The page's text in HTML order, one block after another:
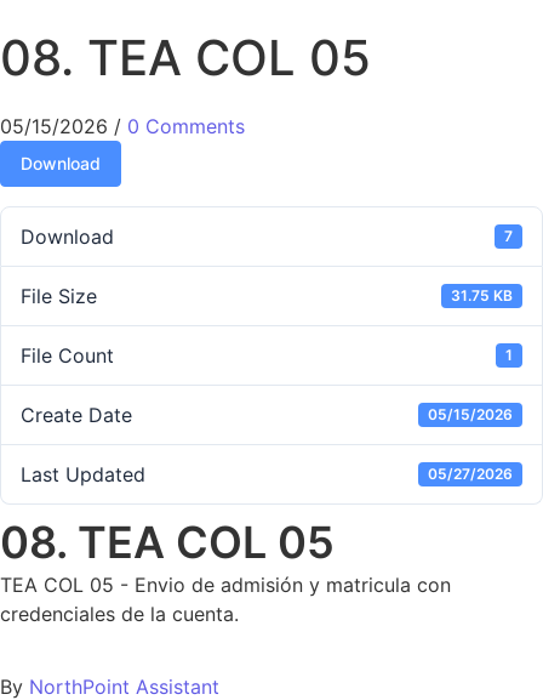
08. TEA COL 05
05/15/2026 / 0 Comments
Download
Download 7
File Size 31.75 KB
File Count 1
Create Date 05/15/2026
Last Updated 05/27/2026
08. TEA COL 05
TEA COL 05 - Envio de admisión y matricula con
credenciales de la cuenta.
By NorthPoint Assistant